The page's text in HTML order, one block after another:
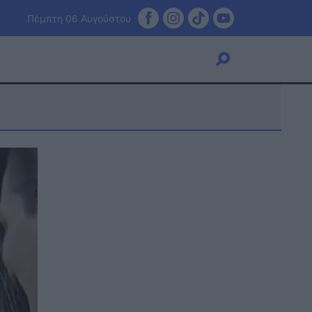
Πέμπτη 06 Αυγούστου